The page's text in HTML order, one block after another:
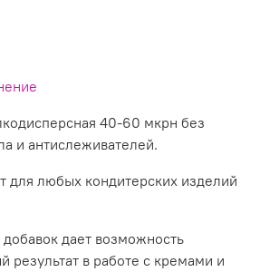
40-60 мкрн без
и антислеживателей.
для любых кондитерских изделий
дает возможность
результат в работе с кремами и